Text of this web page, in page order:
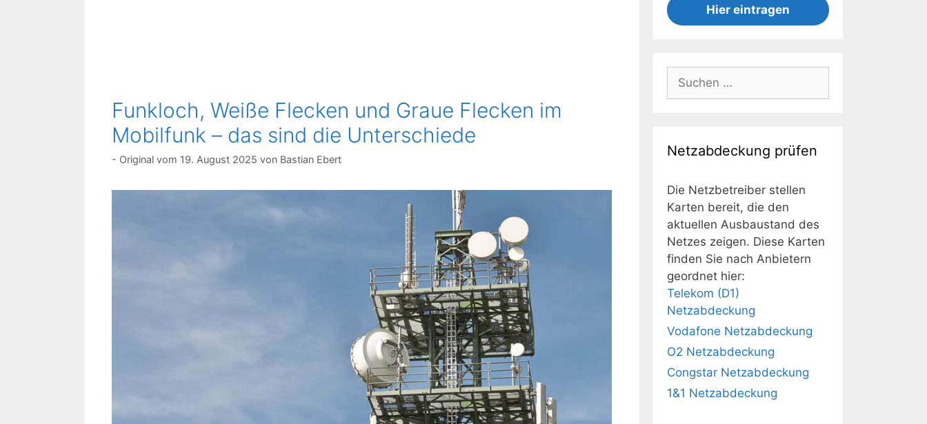
Funkloch, Weiße Flecken und Graue Flecken im
Mobilfunk – das sind die Unterschiede
19. August 2025 von Bastian Ebert
Hier eintragen
nach:
Netzabdeckung prüfen
Die Netzbetreiber stellen
Karten bereit, die den
aktuellen Ausbaustand des
Netzes zeigen. Diese Karten
finden Sie nach Anbietern
geordnet hier:
Telekom (D1)
Netzabdeckung
Vodafone Netzabdeckung
O2 Netzabdeckung
Congstar Netzabdeckung
1&1 Netzabdeckung